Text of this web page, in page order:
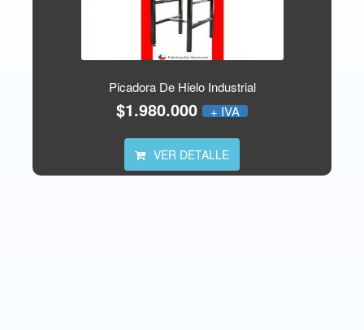
Picadora De Hielo Industrial
$1.980.000 + IVA
VER DETALLE